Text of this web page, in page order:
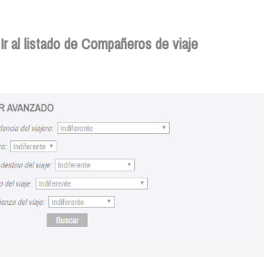
Ir al listado de Compañeros de viaje